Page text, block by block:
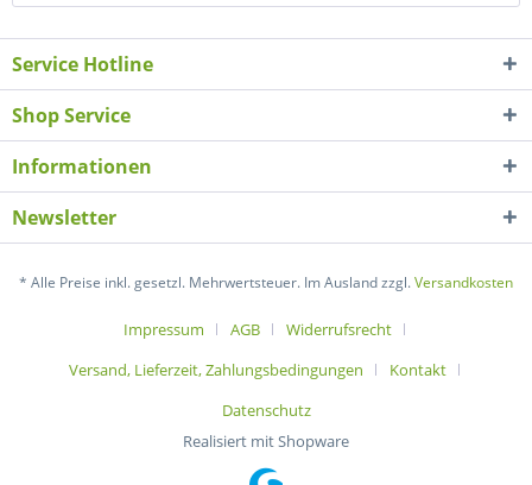
Service Hotline
Shop Service
Informationen
Newsletter
* Alle Preise inkl. gesetzl. Mehrwertsteuer. Im Ausland zzgl.Versandkosten
Impressum AGB
Widerrufsrecht
Versand, Lieferzeit, Zahlungsbedingungen
Kontakt
Datenschutz
Realisiert mit Shopware